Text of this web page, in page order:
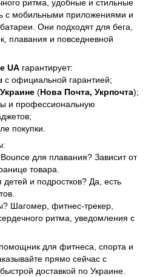
ритма, удобные и стильные
с мобильными приложениями и
Они подходят для бега,
плавания и повседневной
UA гарантирует:
с официальной гарантией;
(Нова Почта, Укрпочта);
и профессиональную
покупки.
для плавания? Зависит от
товара.
и подростков? Да, есть
Шагомер, фитнес-трекер,
ритма, уведомления с
для фитнеса, спорта и
прямо сейчас с
доставкой по Украине.